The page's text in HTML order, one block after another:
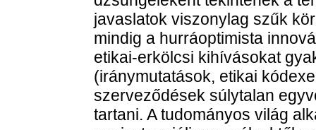
javaslatok viszonylag szűk
mindig a hurráoptimista
etikai-erkölcsi kihívásokat
(iránymutatások, etikai
szerveződések súlytalan
tartani. A tudományos világ